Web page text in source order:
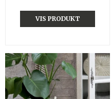
VIS PRODUKT